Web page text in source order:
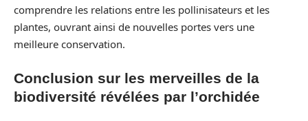
comprendre les relations entre les pollinisateurs et les
plantes, ouvrant ainsi de nouvelles portes vers une
meilleure conservation.
Conclusion sur les merveilles de la
biodiversité révélées par l’orchidée